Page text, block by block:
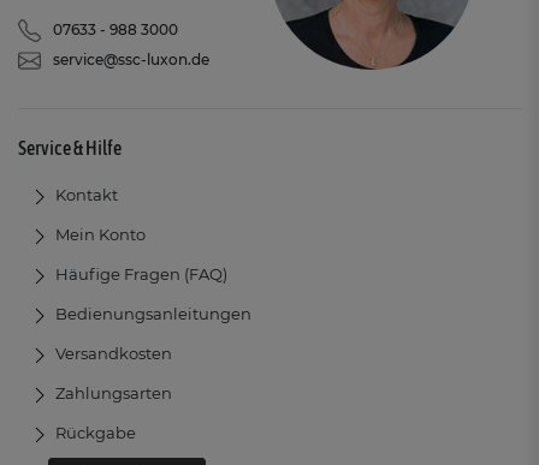
07633 - 988 3000
service@ssc-luxon.de
Service & Hilfe
Kontakt
Mein Konto
Häufige Fragen (FAQ)
Bedienungsanleitungen
Versandkosten
Zahlungsarten
Rückgabe